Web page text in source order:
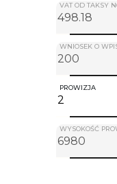
VAT OD TAKSY
WNIOSEK O
PROWIZJA
WYSOKOŚĆ